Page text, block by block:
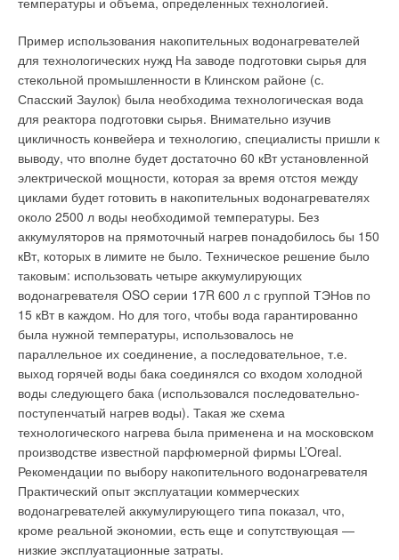
Пример использования накопительных водонагревателей
для технологических нужд На заводе подготовки сырья для
стекольной промышленности в Клинском районе (с.
Спасский Заулок) была необходима технологическая вода
для реактора подготовки сырья. Внимательно изучив
цикличность конвейера и технологию, специалисты пришли к
выводу, что вполне будет достаточно 60 кВт установленной
электрической мощности, которая за время отстоя между
циклами будет готовить в накопительных водонагревателях
около 2500 л воды необходимой температуры. Без
аккумуляторов на прямоточный нагрев понадобилось бы 150
кВт, которых в лимите не было. Техническое решение было
таковым: использовать четыре аккумулирующих
водонагревателя OSO серии 17R 600 л с группой ТЭНов по
15 кВт в каждом. Но для того, чтобы вода гарантированно
была нужной температуры, использовалось не
параллельное их соединение, а последовательное, т.е.
выход горячей воды бака соединялся со входом холодной
воды следующего бака (использовался последовательно-
поступенчатый нагрев воды). Такая же схема
технологического нагрева была применена и на московском
производстве известной парфюмерной фирмы L’Oreal.
Рекомендации по выбору накопительного водонагревателя
Практический опыт эксплуатации коммерческих
водонагревателей аккумулирующего типа показал, что,
кроме реальной экономии, есть еще и сопутствующая —
низкие эксплуатационные затраты.
модулирующего вентилятора, который оптимизирует
работы.
Рекуператор для подогрева воды в первичном контуре котла
имеет встроенный спиральный теплообменник (змеевик) с
большим количеством ребер, что значительно увеличивает
поверхность теплообмена. Данная технология позволяет
извлекать скрытую теплоту дымовых газов, тем самым
повышая КПД котла и значительно экономя топливо. Для
обеспечения теплом крупных зданий предусмотрена
модульная серия Multiparva Cond, легко объединяющаяся в
каскад до восьми котлов. Управление каскадом,
осуществляется при помощи каскадного контроллера для
Multiparva Cond. Для быстрой сборки котельной на базе
Multiparva Cond также поставляются оригинальные
аксессуары: готовые узлы дымоходов, монтажные рамы,
фитинги и гидромодули.
Автоматика котлов имеет функцию самодиагностики,
регулирует частоту повторного розжига, препятствует
образованию тепловой инерции в основном контуре,
выбирает режим работы циркуляционного насоса,
сигнализирует об отсутствии воды в отопительном контуре,